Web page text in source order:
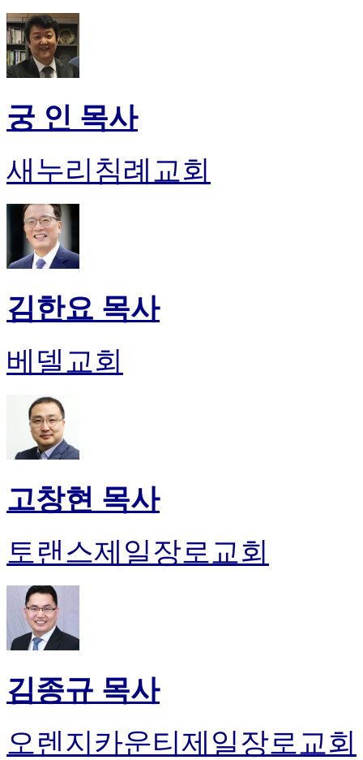
궁 인 목사
새누리침례교회
김한요 목사
베델교회
고창현 목사
토랜스제일장로교회
김종규 목사
오렌지카운티제일장로교회